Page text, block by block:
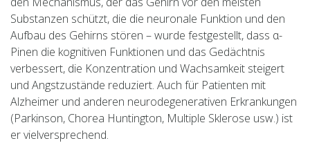
Substanzen schützt, die die neuronale Funktion und den
Aufbau des Gehirns stören – wurde festgestellt, dass α-
Pinen die kognitiven Funktionen und das Gedächtnis
verbessert, die Konzentration und Wachsamkeit steigert
und Angstzustände reduziert. Auch für Patienten mit
Alzheimer und anderen neurodegenerativen Erkrankungen
(Parkinson, Chorea Huntington, Multiple Sklerose usw.) ist
er vielversprechend.